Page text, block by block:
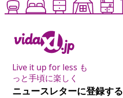
Live it up for less も
っと手頃に楽しく
ニュースレターに登録する